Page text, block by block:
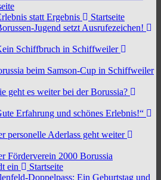
statt Ergebnis
Startseite
Jugend setzt Ausrufezeichen!
Schiffbruch in Schiffweiler
beim Samson-Cup in Schiffweiler
geht es weiter bei der Borussia?
Erfahrung und schönes Erlebnis!“
personelle Aderlass geht weiter
Förderverein 2000 Borussia
ein
Startseite
Doppelpass: Ein Geburtstag und